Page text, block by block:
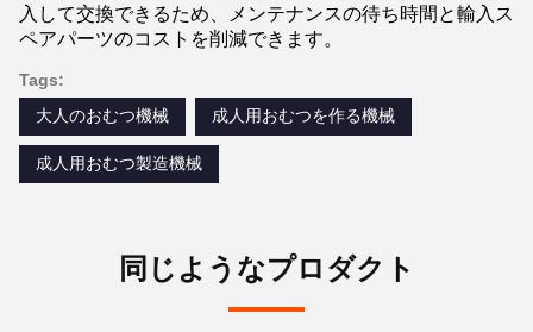
入して交換できるため、メンテナンスの待ち時間と輸入ス
ペアパーツのコストを削減できます。
Tags:
大人のおむつ機械
成人用おむつを作る機械
成人用おむつ製造機械
同じようなプロダクト